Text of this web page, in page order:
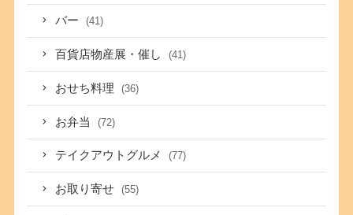
バー (41)
百貨店物産展・催し (41)
おせち料理 (36)
お弁当 (72)
テイクアウトグルメ (77)
お取り寄せ (55)